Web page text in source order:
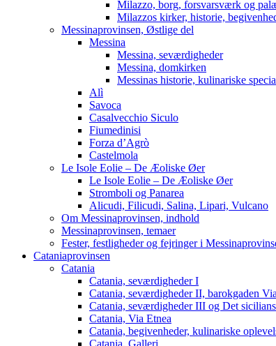
Milazzo, borg, forsvarsværk og
Milazzos kirker, historie,
Messinaprovinsen, Østlige del
Messina
Messina, seværdigheder
Messina, domkirken
Messinas historie, kulinariske
Alì
Savoca
Casalvecchio Siculo
Fiumedinisi
Forza d’Agrò
Castelmola
Le Isole Eolie – De Æoliske Øer
Le Isole Eolie – De Æoliske Øer
Stromboli og Panarea
Alicudi, Filicudi, Salina, Lipari, Vulcano
Om Messinaprovinsen, indhold
Messinaprovinsen, temaer
Fester, festligheder og fejringer i
Cataniaprovinsen
Catania
Catania, seværdigheder I
Catania, seværdigheder II, barokgaden
Catania, seværdigheder III og Det
Catania, Via Etnea
Catania, begivenheder, kulinariske
Catania, Galleri